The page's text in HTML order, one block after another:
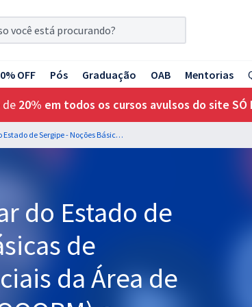
OFF Pós Graduação OAB Mentorias
de 20% em todos os cursos avulsos do site SÓ
PM SE - Polícia Militar do Estado de Sergipe - Noções Básicas de Informática para Oficiais da Área de Saúde - (QOMPM), (QOOPM) e QOMVPM) - Professor: Mauricio Franceschini
do Estado de
de
da Área de